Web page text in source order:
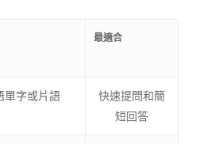
最適合
單字或片語
快速提問和簡
短回答